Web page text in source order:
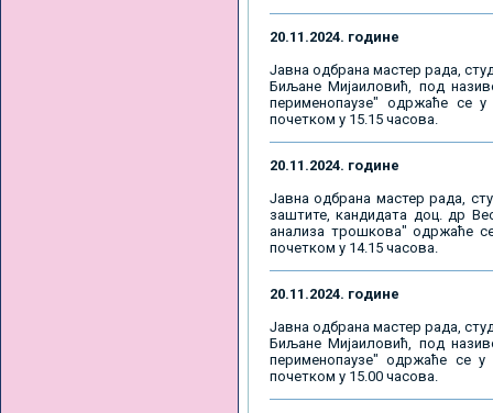
20.11.2024. године
Јавна одбрана мастер рада,
Биљане Мијаиловић, под
перименопаузе" одржаће се у
почетком у 15.15 часова.
20.11.2024. године
Јавна одбрана мастер рада,
заштите, кандидата доц. др
анализа трошкова" одржаће се
почетком у 14.15 часова.
20.11.2024. године
Јавна одбрана мастер рада,
Биљане Мијаиловић, под
перименопаузе" одржаће се у
почетком у 15.00 часова.